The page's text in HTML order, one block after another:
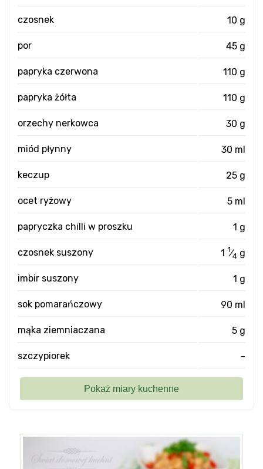
czosnek 10 g
por 45 g
papryka czerwona 110 g
papryka żółta 110 g
orzechy nerkowca 30 g
miód płynny 30 ml
keczup 25 g
ocet ryżowy 5 ml
papryczka chilli w proszku 1 g
czosnek suszony 1 1⁄4 g
imbir suszony 1 g
sok pomarańczowy 90 ml
mąka ziemniaczana 5 g
szczypiorek -